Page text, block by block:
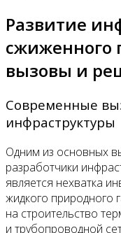
Развитие
сжиженного
вызовы и
Современные
инфраструктуры
Одним из основных
разработчики
является нехватка
жидкого природного
на строительство
и трубопроводной